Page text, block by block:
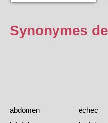
Synonymes de
abdomen
échec